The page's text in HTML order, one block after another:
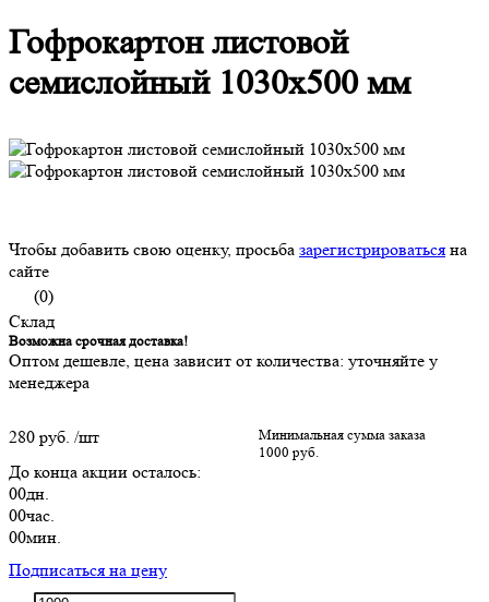
Гофрокартон листовой
семислойный 1030х500 мм
Чтобы добавить свою оценку, просьба зарегистрироваться на
сайте
(0)
Склад
Возможна срочная доставка!
Оптом дешевле, цена зависит от количества: уточняйте у
менеджера
280 руб. /шт
Минимальная сумма заказа
1000 руб.
До конца акции осталось:
00дн.
00час.
00мин.
Подписаться на цену